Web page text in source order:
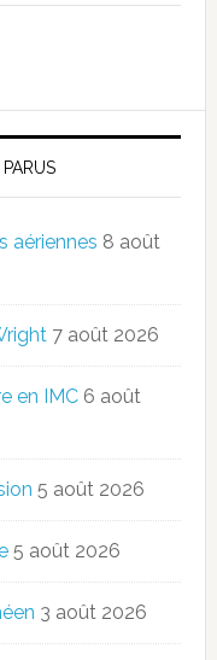
aériennes 8 août
7 août 2026
en IMC 6 août
5 août 2026
5 août 2026
3 août 2026